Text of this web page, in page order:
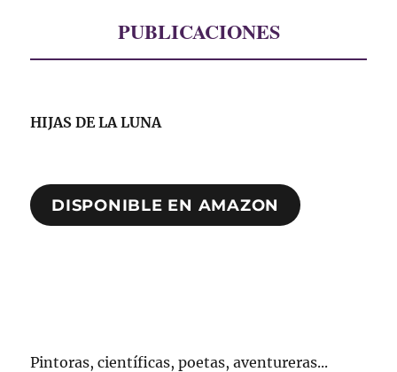
PUBLICACIONES
HIJAS DE LA LUNA
DISPONIBLE EN AMAZON
Pintoras, científicas, poetas, aventureras...